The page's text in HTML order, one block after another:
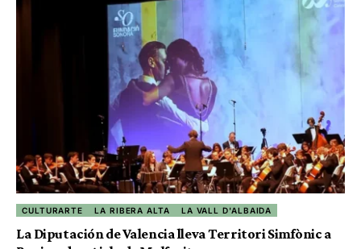
CULTURARTE LA RIBERA ALTA LA VALL D'ALBAIDA
La Diputación de Valencia lleva Territori Simfònic a